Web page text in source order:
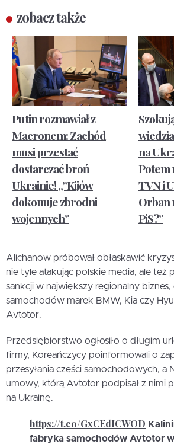
zobacz także
Putin rozmawiał z
Macronem: Zachód
musi przestać
dostarczać broń
Ukrainie! „”Kijów
dokonuje zbrodni
wojennych”
na
Potem
TVN i
Orban
PiS?”
Alichanow próbował obłaskawić
nie tyle atakując polskie media, ale też
sankcji w największy regionalny
samochodów marek BMW, Kia czy
Avtotor.
Przedsiębiorstwo ogłosiło o długim
firmy, Koreańczycy poinformowali o
przesyłania części samochodowych, a
umowy, którą Avtotor podpisał z nimi
na Ukrainę.
https://t.co/GxCEdICWOD
fabryka samochodów Avtotor